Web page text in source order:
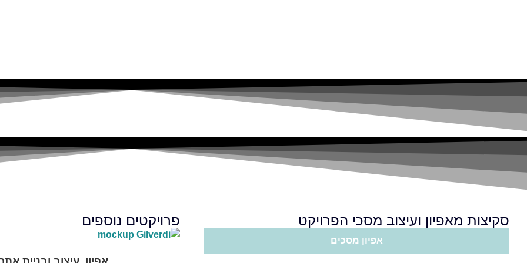
סקיצות מאפיון ועיצוב מסכי הפרויקט
אפיון מסכים
פרויקטים נוספים